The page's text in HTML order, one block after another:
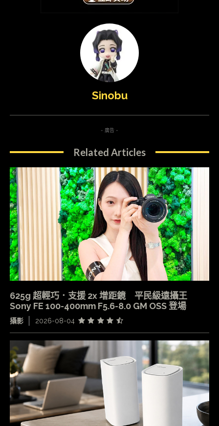
Sinobu
- 廣告 -
Related Articles
625g 超輕巧．支援 2x 增距鏡 平民級遠攝王
Sony FE 100-400mm F5.6-8.0 GM OSS 登場
攝影 2026-08-04